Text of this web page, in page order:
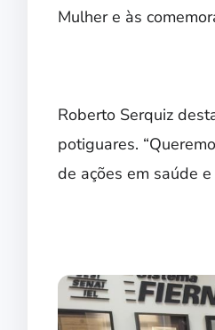
Mulher e às
Roberto Serquiz
potiguares.
de ações em saúde